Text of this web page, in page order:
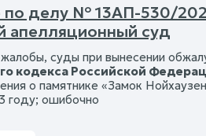
по делу № 13АП-530/
апелляционный суд
суды при вынесении
кодекса Российской
о памятнике «Замок
году; ошибочно